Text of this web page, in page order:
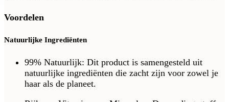
Voordelen
Natuurlijke Ingrediënten
99% Natuurlijk: Dit product is samengesteld uit
natuurlijke ingrediënten die zacht zijn voor zowel je
haar als de planeet.